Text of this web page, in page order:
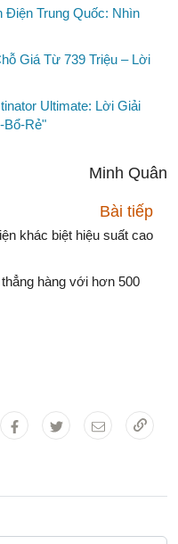
Điện Trung Quốc: Nhìn
Giá Từ 739 Triệu – Lời
Ultimate: Lời Giải
Bổ-Rẻ"
Minh Quân
Bài tiếp
khác biệt hiệu suất cao
hàng với hơn 500